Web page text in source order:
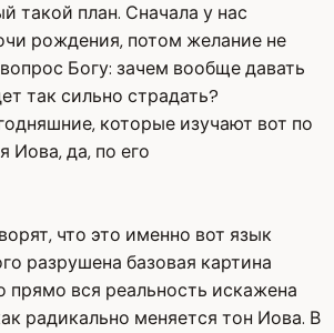
такой план. Сначала у нас
рождения, потом желание не
Богу: зачем вообще давать
так сильно страдать?
которые изучают вот по
Иова, да, по его
что это именно вот язык
разрушена базовая картина
прямо вся реальность искажена
радикально меняется тон Иова. В